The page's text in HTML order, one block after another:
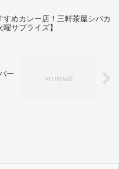
すめカレー店！三軒茶屋シバカ
曜サプライズ】
ー